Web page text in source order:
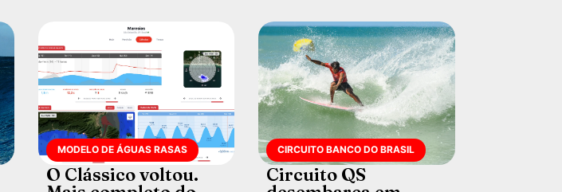
MODELO DE ÁGUAS RASAS
O Clássico voltou.
CIRCUITO BANCO DO BRASIL
Circuito QS